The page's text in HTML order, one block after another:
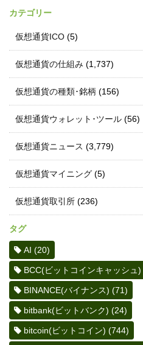
カテゴリー
仮想通貨ICO (5)
仮想通貨の仕組み (1,737)
仮想通貨の種類･銘柄 (156)
仮想通貨ウォレット･ツール (56)
仮想通貨ニュース (3,779)
仮想通貨マイニング (5)
仮想通貨取引所 (236)
タグ
AI (20)
BCC(ビットコインキャッシュ)
BINANCE(バイナンス) (71)
bitbank(ビットバンク) (24)
bitcoin(ビットコイン) (744)